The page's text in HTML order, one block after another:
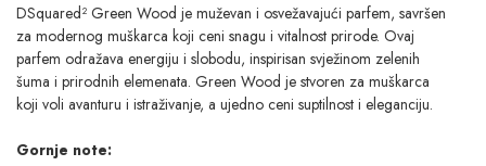
DSquared² Green Wood je muževan i osvežavajući parfem, savršen
za modernog muškarca koji ceni snagu i vitalnost prirode. Ovaj
parfem odražava energiju i slobodu, inspirisan svježinom zelenih
šuma i prirodnih elemenata. Green Wood je stvoren za muškarca
koji voli avanturu i istraživanje, a ujedno ceni suptilnost i eleganciju.
Gornje note: